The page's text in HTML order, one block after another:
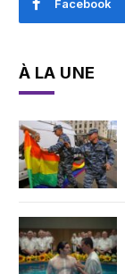
Facebook
À LA UNE